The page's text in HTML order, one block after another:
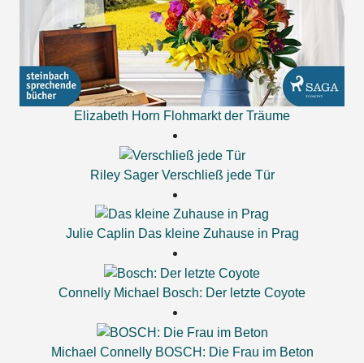
Elizabeth Horn Flohmarkt der Träume
Riley Sager Verschließ jede Tür
Julie Caplin Das kleine Zuhause in Prag
Connelly Michael Bosch: Der letzte Coyote
Michael Connelly BOSCH: Die Frau im Beton